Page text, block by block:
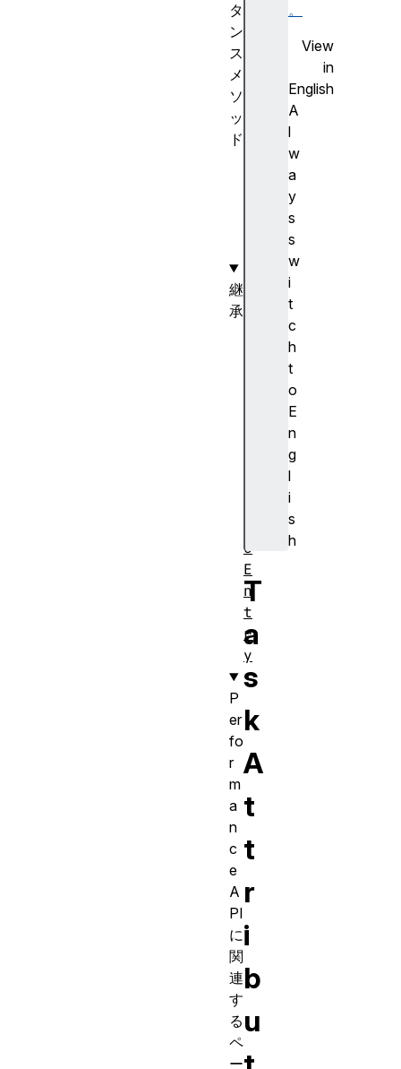
。
View
in
English
A
l
w
a
y
s
s
w
i
t
c
h
t
o
E
n
g
l
i
s
h
T
a
s
k
A
t
t
r
i
b
u
タ
ン
ス
メ
ソ
ッ
ド
継
承
e
E
n
t
r
y
P
er
fo
r
m
a
n
c
e
A
PI
に
関
連
す
る
ペ
ー